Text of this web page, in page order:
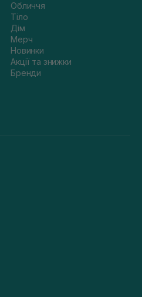
Обличчя
Тіло
Дім
Мерч
Новинки
Акції та знижки
Бренди